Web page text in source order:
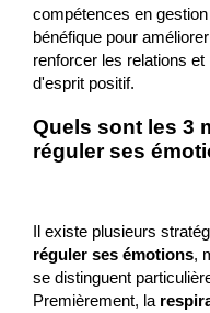
compétences en
bénéfique pour
renforcer les relations
d'esprit positif.
Quels sont les 3
réguler ses
Il existe plusieurs
réguler ses émotions,
se distinguent
Premièrement, la